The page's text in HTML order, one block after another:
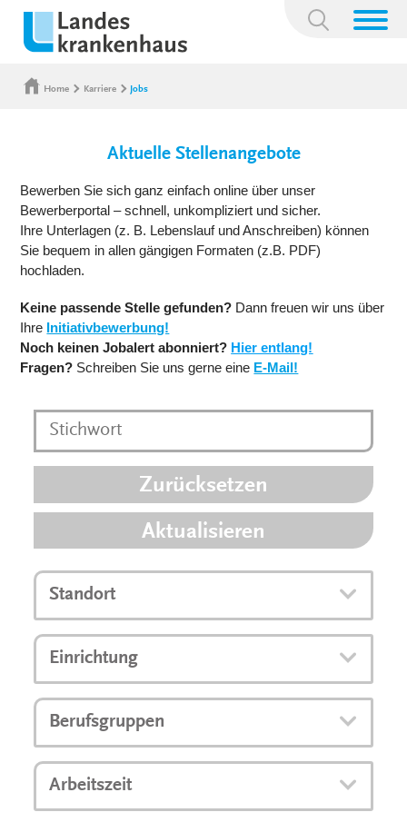
Suchbegriff:
Home Karriere Jobs
Aktuelle Stellenangebote
Bewerben Sie sich ganz einfach online über unser
Bewerberportal – schnell, unkompliziert und sicher.
Ihre Unterlagen (z. B. Lebenslauf und Anschreiben) können
Sie bequem in allen gängigen Formaten (z.B. PDF)
hochladen.
Keine passende Stelle gefunden? Dann freuen wir uns über
Ihre Initiativbewerbung!
Noch keinen Jobalert abonniert? Hier entlang!
Fragen? Schreiben Sie uns gerne eine E-Mail!
Zurücksetzen
Aktualisieren
Standort
Einrichtung
Berufsgruppen
Arbeitszeit